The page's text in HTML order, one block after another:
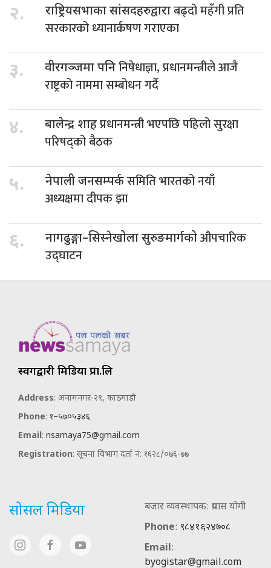
२. राष्ट्रियसभाका सांसदहरुद्वाराबढ्दो महँगी प्रति
सरकारको ध्यानार्कषण गराएका
३. वीरगञ्जमा पनिनिषेधाज्ञा, प्रधानमन्त्रीले आजै
राष्ट्रको नाममा सम्बोधन गर्दै
४. बालेन्द्र शाहप्रधानमन्त्री भएपछि पहिलो सुरक्षा
परिषद्को बैठक
५. नेपाली जनसम्पर्कसमिति भारतको नयाँ
अध्यक्षमा दीपक झा
६. नागढुङ्गा–सिस्नेखोला सुरुङमार्गकोऔपचारिक
उद्घाटन
स्वर्गद्वारी मिडिया प्रा.लि
Address: अनामनगर-२९, काठमाडौ
Phone: १–५७०५३४६
Email: nsamaya75@gmail.com
Registration: सूचना विभाग दर्ता नं: १६२८/०७६-७७
सोसल मिडिया
बजार व्यवस्थापक: प्रयास योगी
Phone: ९८४१६२४७०८
Email:
byogistar@gmail.com